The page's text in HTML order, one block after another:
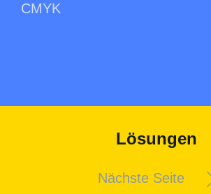
CMYK
Lösungen
Nächste Seite